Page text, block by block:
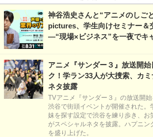
神谷浩史さんと“アニメのしご
pictures、学生向けセミナー
―“現場×ビジネス”を一夜でキ
アニメ『サンダー３』放送開
ク！学ラン33人が大捜索、カ
ネタ披露
TVアニメ『サンダー３』の放送開
渋谷で街頭イベントが開催された。
妹を探す設定で渋谷を練り歩き、お
がスペシャルネタを披露。ハプニン
を盛り上げた。